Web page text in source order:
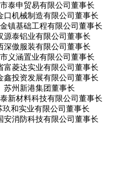
泰申贸易有限公司董事长
机械制造有限公司董事长
镇基础工程有限公司董事长
泰铝业有限公司董事长
傲服装有限公司董事长
义涵置业有限公司董事长
菱达实业有限公司董事长
投资发展有限公司董事长
州新港集团董事长
新材料科技有限公司董事长
和实业有限公司董事长
消防科技有限公司董事长